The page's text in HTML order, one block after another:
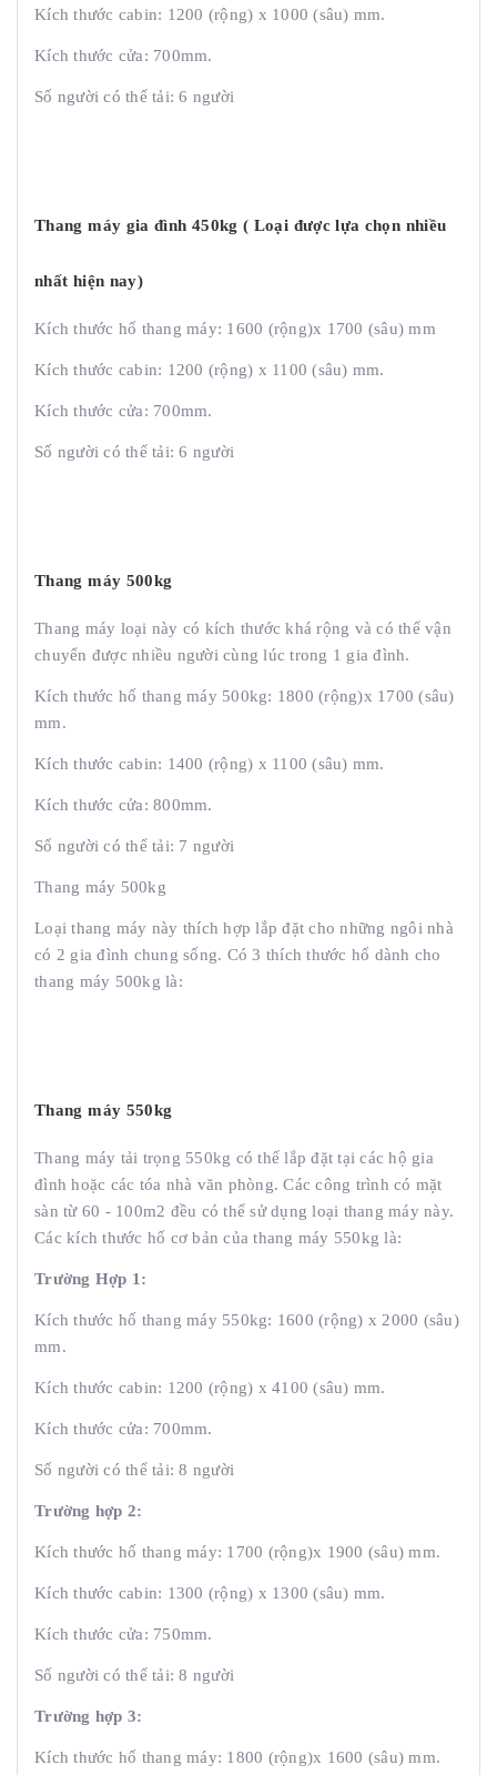
Kích thước cabin: 1200 (rộng) x 1000 (sâu) mm.
Kích thước cửa: 700mm.
Số người có thể tải: 6 người
Thang máy gia đình 450kg ( Loại được lựa chọn nhiều
nhất hiện nay)
Kích thước hố thang máy: 1600 (rộng)x 1700 (sâu) mm
Kích thước cabin: 1200 (rộng) x 1100 (sâu) mm.
Kích thước cửa: 700mm.
Số người có thể tải: 6 người
Thang máy 500kg
Thang máy loại này có kích thước khá rộng và có thể vận
chuyển được nhiều người cùng lúc trong 1 gia đình.
Kích thước hố thang máy 500kg: 1800 (rộng)x 1700 (sâu)
mm.
Kích thước cabin: 1400 (rộng) x 1100 (sâu) mm.
Kích thước cửa: 800mm.
Số người có thể tải: 7 người
Thang máy 500kg
Loại thang máy này thích hợp lắp đặt cho những ngôi nhà
có 2 gia đình chung sống. Có 3 thích thước hố dành cho
thang máy 500kg là:
Thang máy 550kg
Thang máy tải trọng 550kg có thể lắp đặt tại các hộ gia
đình hoặc các tóa nhà văn phòng. Các công trình có mặt
sàn từ 60 - 100m2 đều có thể sử dụng loại thang máy này.
Các kích thước hố cơ bản của thang máy 550kg là:
Trường Hợp 1:
Kích thước hố thang máy 550kg: 1600 (rộng) x 2000 (sâu)
mm.
Kích thước cabin: 1200 (rộng) x 4100 (sâu) mm.
Kích thước cửa: 700mm.
Số người có thể tải: 8 người
Trường hợp 2:
Kích thước hố thang máy: 1700 (rộng)x 1900 (sâu) mm.
Kích thước cabin: 1300 (rộng) x 1300 (sâu) mm.
Kích thước cửa: 750mm.
Số người có thể tải: 8 người
Trường hợp 3:
Kích thước hố thang máy: 1800 (rộng)x 1600 (sâu) mm.